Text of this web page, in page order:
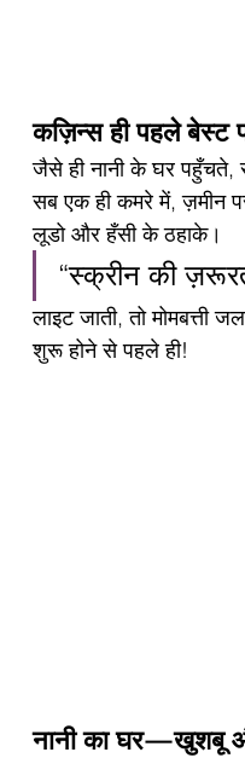
कज़िन्स ही पहले
जैसे ही नानी के घर
सब एक ही कमरे में, ज़मीन
लूडो और हँसी के ठहाके।
“स्क्रीन की
लाइट जाती, तो मोमबत्ती
शुरू होने से पहले ही!
नानी का घर—खुशबू